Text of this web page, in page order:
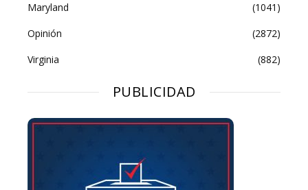
Maryland
(1041)
Opinión
(2872)
Virginia
(882)
PUBLICIDAD